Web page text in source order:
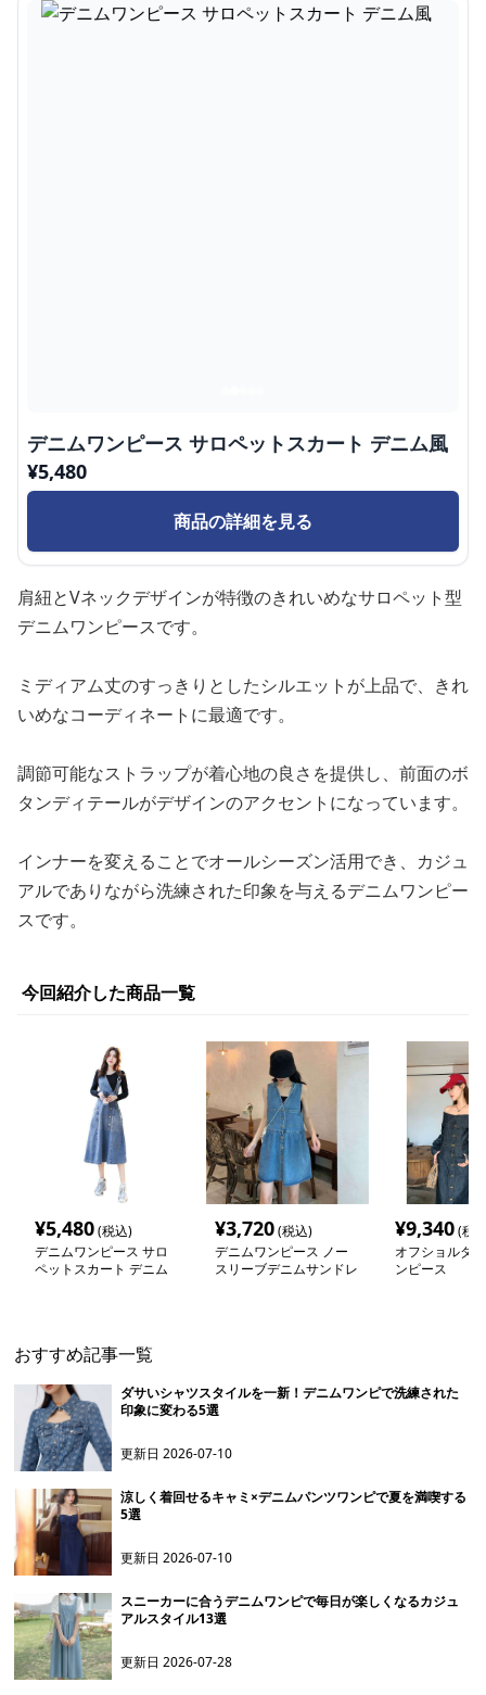
デニムワンピース サロペットスカート デニム風
¥5,480
商品の詳細を見る
肩紐とVネックデザインが特徴のきれいめなサロペット型
デニムワンピースです。
ミディアム丈のすっきりとしたシルエットが上品で、きれ
いめなコーディネートに最適です。
調節可能なストラップが着心地の良さを提供し、前面のボ
タンディテールがデザインのアクセントになっています。
インナーを変えることでオールシーズン活用でき、カジュ
アルでありながら洗練された印象を与えるデニムワンピー
スです。
今回紹介した商品一覧
¥5,480(税込)
デニムワンピース サロ
ペットスカート デニム
¥3,720(税込)
デニムワンピース ノー
スリーブデニムサンドレ
¥9,340(税
オフショルダ
ンピース
おすすめ記事一覧
ダサいシャツスタイルを一新！デニムワンピで洗練された
印象に変わる5選
更新日2026-07-10
涼しく着回せるキャミ×デニムパンツワンピで夏を満喫する
5選
更新日2026-07-10
スニーカーに合うデニムワンピで毎日が楽しくなるカジュ
アルスタイル13選
更新日2026-07-28